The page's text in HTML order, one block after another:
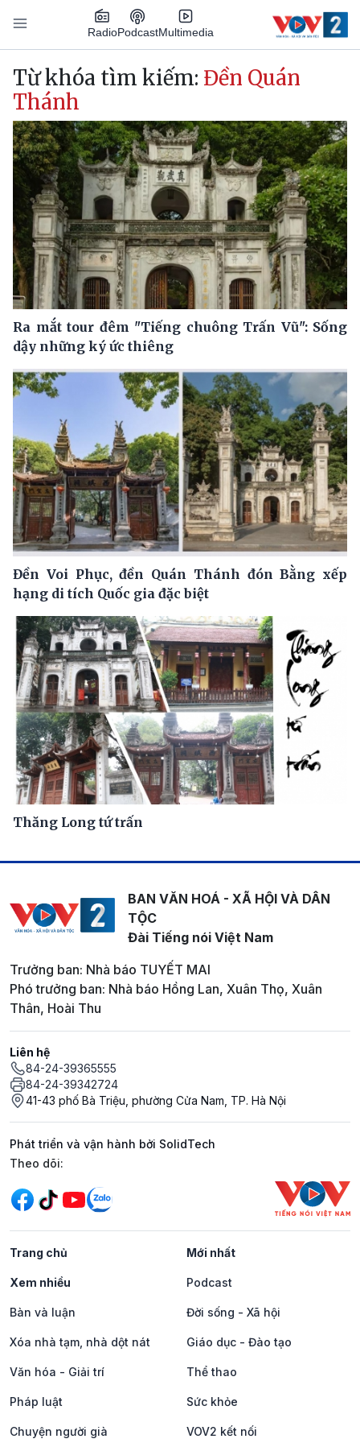
Nhảy đến nội dung
RadioPodcastMultimedia
Main navigation
Từ khóa tìm kiếm: Đền Quán
Thánh
Ra mắt tour đêm "Tiếng chuông Trấn Vũ": Sống
dậy những ký ức thiêng
Đền Voi Phục, đền Quán Thánh đón Bằng xếp
hạng di tích Quốc gia đặc biệt
Thăng Long tứ trấn
BAN VĂN HOÁ - XÃ HỘI VÀ DÂN
TỘC
Đài Tiếng nói Việt Nam
Trưởng ban: Nhà báo TUYẾT MAI
Phó trưởng ban: Nhà báo Hồng Lan, Xuân Thọ, Xuân
Thân, Hoài Thu
Liên hệ
84-24-39365555
84-24-39342724
41-43 phố Bà Triệu, phường Cửa Nam, TP. Hà Nội
Phát triển và vận hành bởi SolidTech
Mạng xã hội
Theo dõi:
Trang chủ Mới nhất
Xem nhiều Podcast
Bàn và luận Đời sống - Xã hội
Xóa nhà tạm, nhà dột nát Giáo dục - Đào tạo
Văn hóa - Giải trí Thể thao
Pháp luật Sức khỏe
Chuyện người già VOV2 kết nối